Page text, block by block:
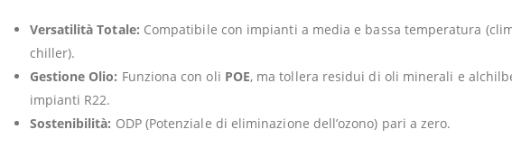
Versatilità Totale: Compatibile con impianti a media e bassa temperatura
chiller).
Gestione Olio: Funziona con oli POE, ma tollera residui di oli minerali e
impianti R22.
Sostenibilità: ODP (Potenziale di eliminazione dell’ozono) pari a zero.